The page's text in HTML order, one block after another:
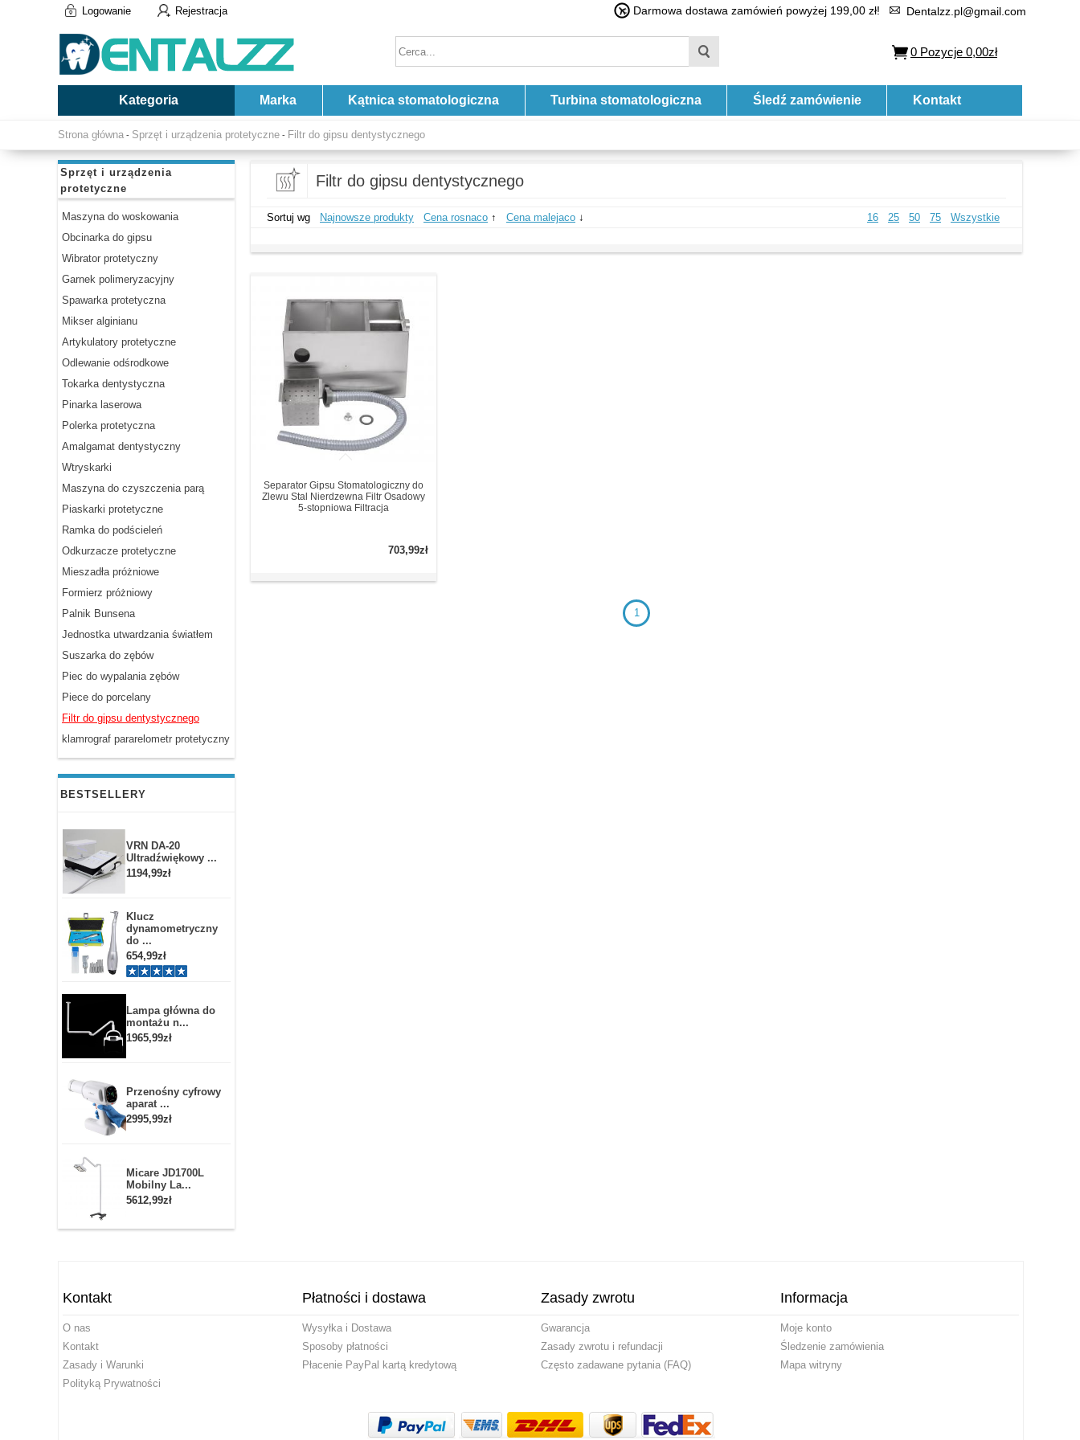
Logowanie Rejestracja Darmowa dostawa zamówień powyżej 199,00 zł! Dentalzz.pl@gmail.com
0 Pozycje 0,00zł
Kategoria Marka Kątnica stomatologiczna Turbina stomatologiczna Śledź zamówienie Kontakt
Strona główna - Sprzęt i urządzenia protetyczne - Filtr do gipsu dentystycznego
Sprzęt i urządzenia
protetyczne
Maszyna do woskowania
Obcinarka do gipsu
Wibrator protetyczny
Garnek polimeryzacyjny
Spawarka protetyczna
Mikser alginianu
Artykulatory protetyczne
Odlewanie odśrodkowe
Tokarka dentystyczna
Pinarka laserowa
Polerka protetyczna
Amalgamat dentystyczny
Wtryskarki
Maszyna do czyszczenia parą
Piaskarki protetyczne
Ramka do podścieleń
Odkurzacze protetyczne
Mieszadła próżniowe
Formierz próżniowy
Palnik Bunsena
Jednostka utwardzania światłem
Suszarka do zębów
Piec do wypalania zębów
Piece do porcelany
Filtr do gipsu dentystycznego
klamrograf pararelometr protetyczny
BESTSELLERY
VRN DA-20
Ultradźwiękowy ...
1194,99zł
Klucz
dynamometryczny
do ...
654,99zł
Lampa główna do
montażu n...
1965,99zł
Przenośny cyfrowy
aparat ...
2995,99zł
Micare JD1700L
Mobilny La...
5612,99zł
Filtr do gipsu dentystycznego
16 25 50 75 Wszystkie
Sortuj wg Najnowsze produkty Cena rosnaco ↑ Cena malejaco ↓
Separator Gipsu Stomatologiczny do
Zlewu Stal Nierdzewna Filtr Osadowy
5-stopniowa Filtracja
703,99zł
1
Kontakt
O nas
Kontakt
Zasady i Warunki
Polityką Prywatności
Płatności i dostawa
Wysyłka i Dostawa
Sposoby płatności
Płacenie PayPal kartą kredytową
Zasady zwrotu
Gwarancja
Zasady zwrotu i refundacji
Często zadawane pytania (FAQ)
Informacja
Moje konto
Śledzenie zamówienia
Mapa witryny